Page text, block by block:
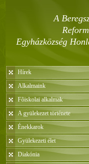
A
Egyházközség
Hírek
Alkalmaink
Fõiskolai alkalmak
A gyülekezet története
Énekkarok
Gyülekezeti élet
Diakónia